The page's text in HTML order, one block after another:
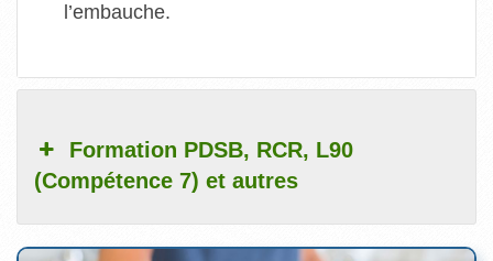
l’embauche.
Formation PDSB, RCR, L90
(Compétence 7) et autres